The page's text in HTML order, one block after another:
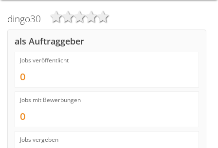
dingo30
als Auftraggeber
Jobs veröffentlicht
0
Jobs mit Bewerbungen
0
Jobs vergeben